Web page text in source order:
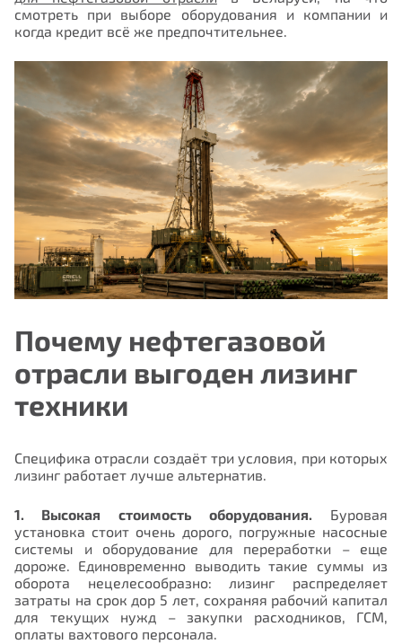
смотреть при выборе оборудования и компании и
когда кредит всё же предпочтительнее.
Почему нефтегазовой
отрасли выгоден лизинг
техники
Специфика отрасли создаёт три условия, при которых
лизинг работает лучше альтернатив.
1. Высокая стоимость оборудования. Буровая
установка стоит очень дорого, погружные насосные
системы и оборудование для переработки – еще
дороже. Единовременно выводить такие суммы из
оборота нецелесообразно: лизинг распределяет
затраты на срок дор 5 лет, сохраняя рабочий капитал
для текущих нужд – закупки расходников, ГСМ,
оплаты вахтового персонала.